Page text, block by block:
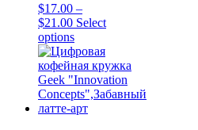
$17.00 –
$21.00Price
range:
$17.00
through
$21.00
Select
optionsThis
product
has
multiple
variants.
The